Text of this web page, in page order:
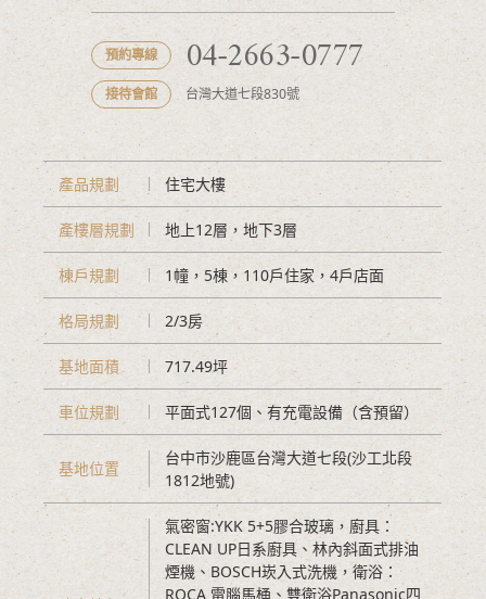
預約專線 04-2663-0777
接待會館 台灣大道七段830號
產品規劃 住宅大樓
產樓層規劃 地上12層，地下3層
棟戶規劃 1幢，5棟，110戶住家，4戶店面
格局規劃 2/3房
基地面積 717.49坪
車位規劃 平面式127個、有充電設備（含預留）
基地位置
台中市沙鹿區台灣大道七段(沙工北段
1812地號)
氣密窗:YKK 5+5膠合玻璃，廚具：
CLEAN UP日系廚具、林內斜面式排油
煙機、BOSCH崁入式洗機，衛浴：
ROCA 電腦馬桶、雙衛浴Panasonic四